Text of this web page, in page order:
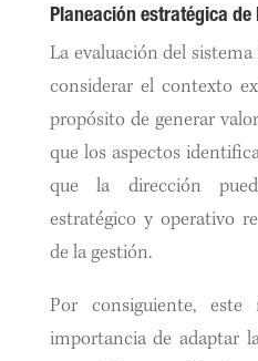
Planeación estratégica
La evaluación del
considerar el contexto
propósito de generar
que los aspectos
que la dirección
estratégico y operativo
de la gestión.
Por consiguiente,
importancia de adaptar